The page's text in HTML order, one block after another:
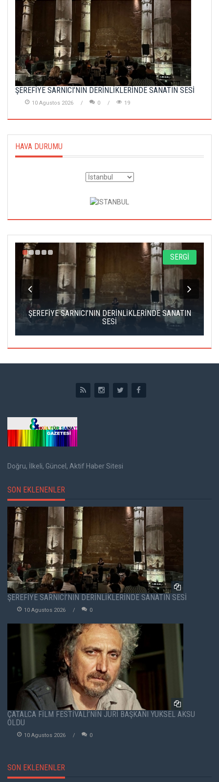
ŞEREFİYE SARNICI’NIN DERİNLİKLERİNDE SANATIN SESİ
10 Agustos 2026 0 19
HAVA DURUMU
SERGİ
ŞEREFİYE SARNICI’NIN DERİNLİKLERİNDE SANATIN
SESİ
Doğru, İlkeli, Güncel, Aktif Haber Sitesi
SON EKLENENLER
ŞEREFİYE SARNICI’NIN DERİNLİKLERİNDE SANATIN SESİ
10 Agustos 2026 0
ÇATALCA FİLM FESTİVALİ’NİN JÜRİ BAŞKANI YÜKSEL AKSU
OLDU
10 Agustos 2026 0
SON EKLENENLER